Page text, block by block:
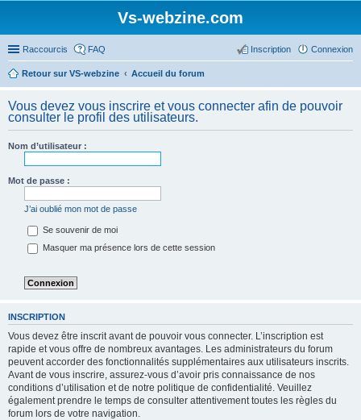
Vs-webzine.com
Raccourcis FAQ Connexion
Inscription
Retour sur VS-webzine Accueil du forum
Vous devez vous inscrire et vous connecter afin de pouvoir
consulter le profil des utilisateurs.
Nom d’utilisateur :
Mot de passe :
J’ai oublié mon mot de passe
Se souvenir de moi
Masquer ma présence lors de cette session
INSCRIPTION
Vous devez être inscrit avant de pouvoir vous connecter. L’inscription est
rapide et vous offre de nombreux avantages. Les administrateurs du forum
peuvent accorder des fonctionnalités supplémentaires aux utilisateurs inscrits.
Avant de vous inscrire, assurez-vous d’avoir pris connaissance de nos
conditions d’utilisation et de notre politique de confidentialité. Veuillez
également prendre le temps de consulter attentivement toutes les règles du
forum lors de votre navigation.